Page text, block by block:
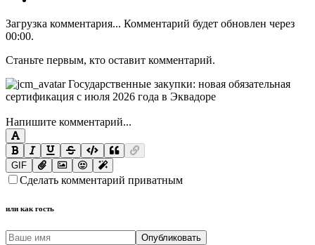
Загрузка комментария... Комментарий будет обновлен через
00:00.
Станьте первым, кто оставит комментарий.
Напишите комментарий...
GIF
Сделать комментарий приватным
или как гость
Опубликовать